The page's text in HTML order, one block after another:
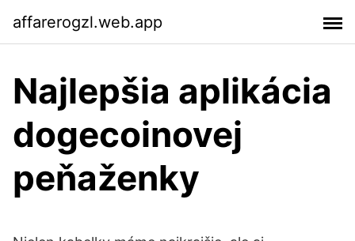
affarerogzl.web.app
Najlepšia aplikácia
dogecoinovej
peňaženky